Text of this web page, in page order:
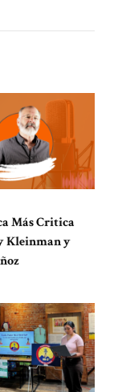
Más Critica
Kleinman y